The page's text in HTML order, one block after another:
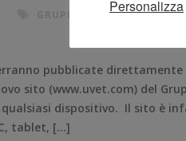
GRUPPO UVET,SITO
pubblicate
sito (www.uvet.com) del
dispositivo. Il sito è
tablet, […]
Personalizza